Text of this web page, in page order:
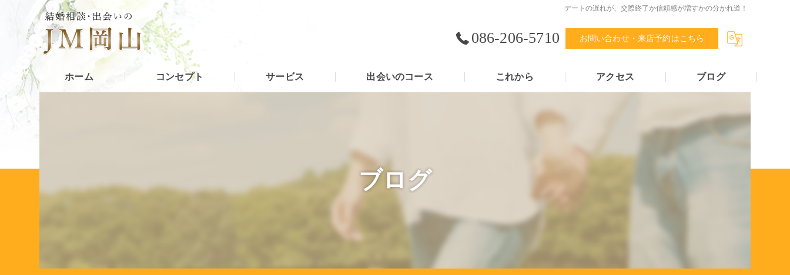
デートの遅れが、交際終了か信頼感が増すかの分かれ道！
086-206-5710 お問い合わせ・来店予約はこちら
ホーム コンセプト サービス 出会いのコース これから アクセス ブログ
ブログ